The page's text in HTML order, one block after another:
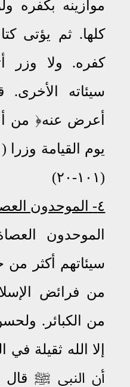
موازينه بكفره
كلها. ثم يؤتى
كفره. ولا وزر
سيئاته
أعرض عنه﴿ من
(١٠١-٢٠)
٤- الموحدون
الموحدون
سيئاتهم أكثر من
من فرائض
من الكبائر .
إلا الله ثقيلة في
أن النبي ﷺ قال